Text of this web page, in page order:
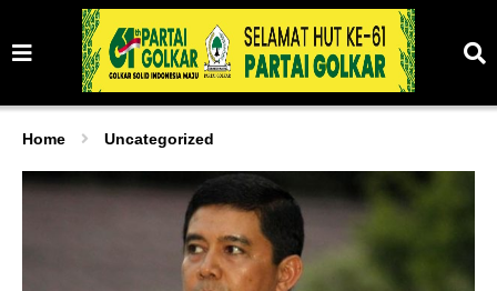
Home Uncategorized